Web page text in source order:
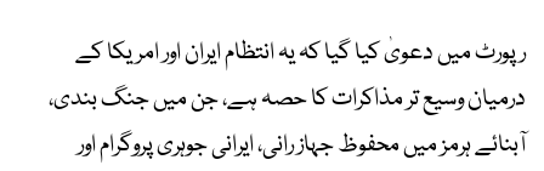
رپورٹ میں دعویٰ کیا گیا کہ یہ انتظام ایران اور امریکا کے
درمیان وسیع تر مذاکرات کا حصہ ہے، جن میں جنگ بندی،
آبنائے ہرمز میں محفوظ جہاز رانی، ایرانی جوہری پروگرام اور